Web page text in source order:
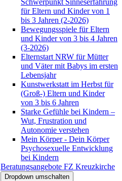
für Eltern und Kinder von 1
bis 3 Jahren (2-2026)
Bewegungsspiele für Eltern
und Kinder von 3 bis 4 Jahren
(3-2026)
Elternstart NRW für Mütter
und Väter mit Babys im ersten
Lebensjahr
Kunstwerkstatt im Herbst für
(Groß-) Eltern und Kinder
von 3 bis 6 Jahren
Starke Gefühle bei Kindern –
Wut, Frustration und
Autonomie verstehen
Mein Körper - Dein Körper
Psychosexuelle Entwicklung
bei Kindern
Beratungsangebote FZ Kreuzkirche
Dropdown umschalten